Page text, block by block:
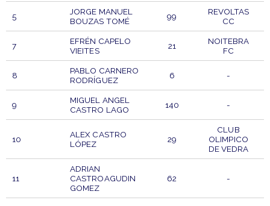
5
JORGE MANUEL
BOUZAS TOMÉ
99
REVOLTAS
CC
7
EFRÉN CAPELO
VIEITES
21
NOITEBRA
FC
8
PABLO CARNERO
RODRÍGUEZ
6 -
9
MIGUEL ANGEL
CASTRO LAGO
140 -
10
ALEX CASTRO
LÓPEZ
29
CLUB
OLIMPICO
DE VEDRA
11
ADRIAN
CASTROAGUDIN
GOMEZ
62 -